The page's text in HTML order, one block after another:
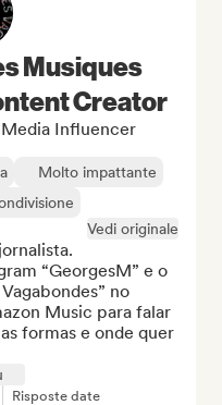
Musiques
Creator
Influencer
Molto impattante
Vedi originale
“GeorgesM” e o
no
Music para falar
formas e onde quer
Risposte date